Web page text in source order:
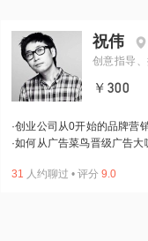
祝伟
创意指导
￥300
·创业公司从0开始的品牌营
·如何从广告菜鸟晋级广告大
31 人约聊过 • 评分 9.0